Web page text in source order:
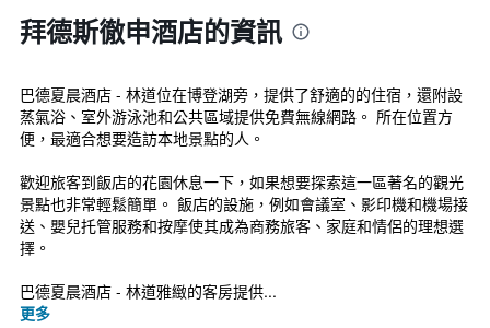
拜德斯徹申酒店的資訊
巴德夏晨酒店 - 林道位在博登湖旁，提供了舒適的的住宿，還附設
蒸氣浴、室外游泳池和公共區域提供免費無線網路。 所在位置方
便，最適合想要造訪本地景點的人。
歡迎旅客到飯店的花園休息一下，如果想要探索這一區著名的觀光
景點也非常輕鬆簡單。 飯店的設施，例如會議室、影印機和機場接
送、嬰兒托管服務和按摩使其成為商務旅客、家庭和情侶的理想選
擇。
巴德夏晨酒店 - 林道雅緻的客房提供...
更多